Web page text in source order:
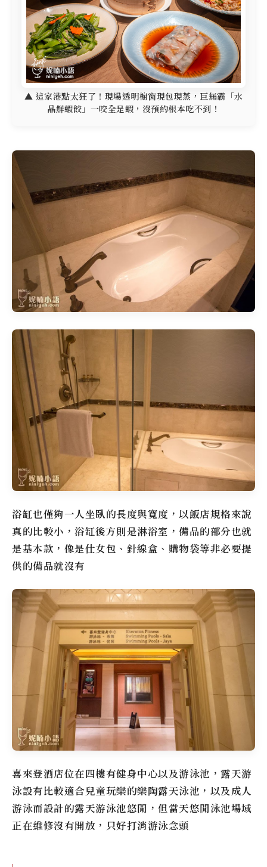
▲ 這家港點太狂了！現場透明櫥窗現包現蒸，巨無霸「水
晶鮮蝦餃」一咬全是蝦，沒預約根本吃不到！
浴缸也僅夠一人坐臥的長度與寬度，以飯店規格來說
真的比較小，浴缸後方則是淋浴室，備品的部分也就
是基本款，像是仕女包、針線盒、購物袋等非必要提
供的備品就沒有
喜來登酒店位在四樓有健身中心以及游泳池，露天游
泳設有比較適合兒童玩樂的樂陶露天泳池，以及成人
游泳而設計的露天游泳池悠閒，但當天悠閒泳池場域
正在維修沒有開放，只好打消游泳念頭